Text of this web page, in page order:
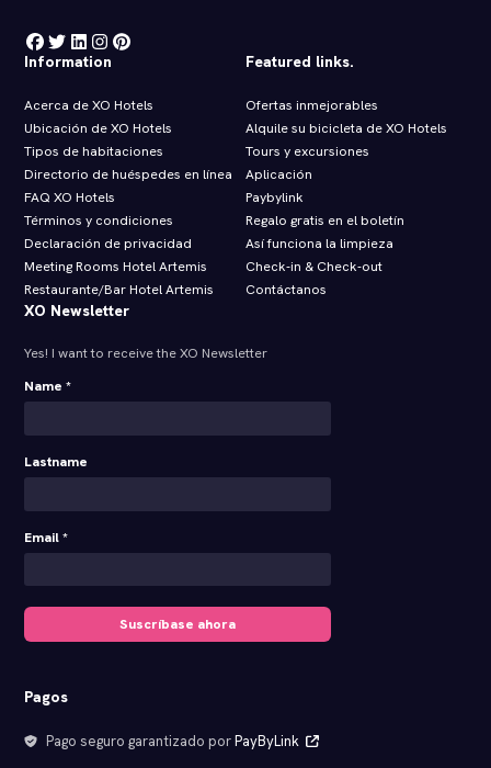
Information
Acerca de XO Hotels
Ubicación de XO Hotels
Tipos de habitaciones
Directorio de huéspedes en línea
FAQ XO Hotels
Términos y condiciones
Declaración de privacidad
Meeting Rooms Hotel Artemis
Restaurante/Bar Hotel Artemis
Featured links.
Ofertas inmejorables
Alquile su bicicleta de XO Hotels
Tours y excursiones
Aplicación
Paybylink
Regalo gratis en el boletín
Así funciona la limpieza
Check‑in & Check‑out
Contáctanos
XO Newsletter
Yes! I want to receive the XO Newsletter
Name *
Lastname
Email *
Suscríbase ahora
Pagos
Pago seguro garantizado porPayByLink